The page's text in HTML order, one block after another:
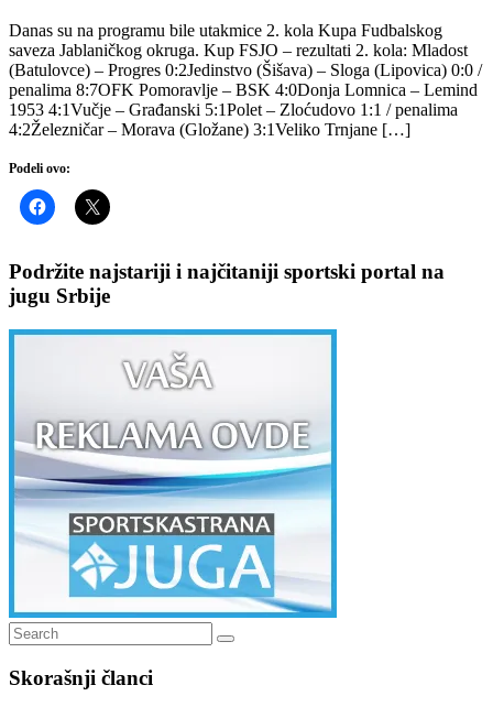
Danas su na programu bile utakmice 2. kola Kupa Fudbalskog
saveza Jablaničkog okruga. Kup FSJO – rezultati 2. kola: Mladost
(Batulovce) – Progres 0:2Jedinstvo (Šišava) – Sloga (Lipovica) 0:0 /
penalima 8:7OFK Pomoravlje – BSK 4:0Donja Lomnica – Lemind
1953 4:1Vučje – Građanski 5:1Polet – Zloćudovo 1:1 / penalima
4:2Železničar – Morava (Gložane) 3:1Veliko Trnjane […]
Podeli ovo:
Podržite najstariji i najčitaniji sportski portal na
jugu Srbije
Search
for:
Search
Skorašnji članci